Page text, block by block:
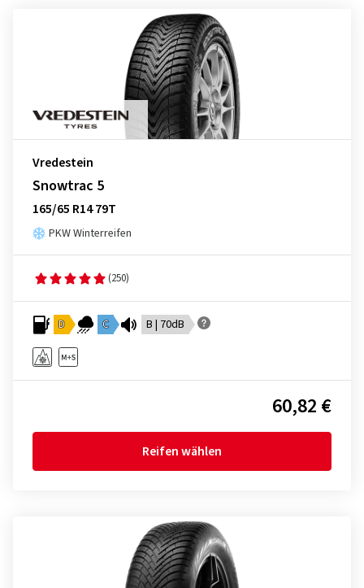
Vredestein
Snowtrac 5
165/65 R14 79T
PKW Winterreifen
(250)
D C B | 70dB
60,82 €
Reifen wählen